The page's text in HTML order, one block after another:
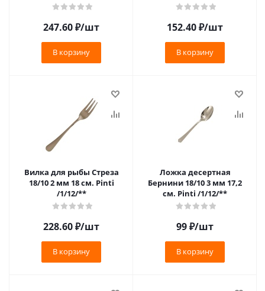
247.60₽/шт
В корзину
152.40₽/шт
В корзину
Вилка для рыбы Стреза
18/10 2 мм 18 см. Pinti
/1/12/**
228.60₽/шт
В корзину
Ложка десертная
Бернини 18/10 3 мм 17,2
см. Pinti /1/12/**
99₽/шт
В корзину